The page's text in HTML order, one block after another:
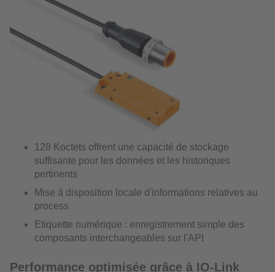
128 Koctets offrent une capacité de stockage
suffisante pour les données et les historiques
pertinents
Mise à disposition locale d'informations relatives au
process
Etiquette numérique : enregistrement simple des
composants interchangeables sur l'API
Performance optimisée grâce à IO-Link